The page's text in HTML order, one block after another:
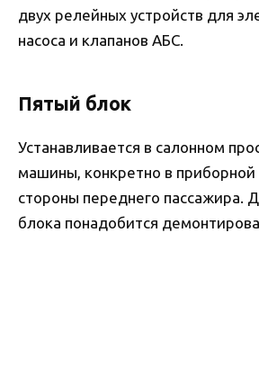
двух релейных устройств для
насоса и клапанов АБС.
Пятый блок
Устанавливается в салонном
машины, конкретно в приборной
стороны переднего пассажира.
блока понадобится